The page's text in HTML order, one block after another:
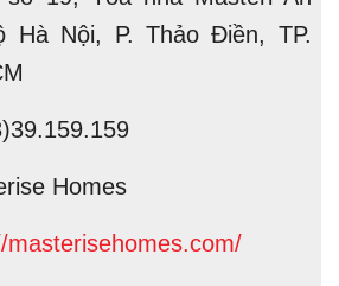
Hà Nội, P. Thảo Điền, TP.
Homes
masterisehomes.com/